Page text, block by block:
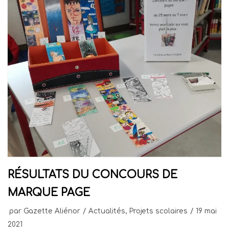
RÉSULTATS DU CONCOURS DE
MARQUE PAGE
par Gazette Aliénor Actualités, Projets scolaires
19 mai
2021